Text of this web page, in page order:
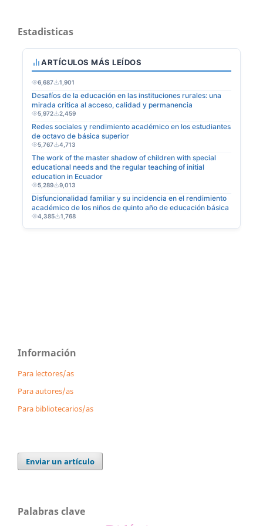
Estadisticas
Información
Para lectores/as
Para autores/as
Para bibliotecarios/as
Enviar un artículo
Palabras clave